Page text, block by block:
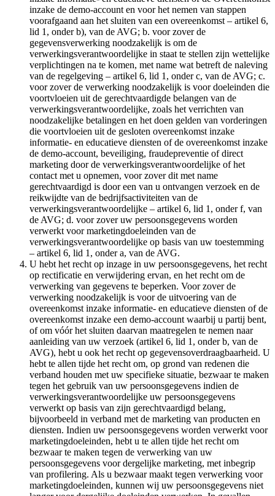
inzake de demo-account en voor het nemen van stappen
voorafgaand aan het sluiten van een overeenkomst – artikel 6,
lid 1, onder b), van de AVG; b. voor zover de
gegevensverwerking noodzakelijk is om de
verwerkingsverantwoordelijke in staat te stellen zijn wettelijke
verplichtingen na te komen, met name wat betreft de naleving
van de regelgeving – artikel 6, lid 1, onder c, van de AVG; c.
voor zover de verwerking noodzakelijk is voor doeleinden die
voortvloeien uit de gerechtvaardigde belangen van de
verwerkingsverantwoordelijke, zoals het verrichten van
noodzakelijke betalingen en het doen gelden van vorderingen
die voortvloeien uit de gesloten overeenkomst inzake
informatie- en educatieve diensten of de overeenkomst inzake
de demo-account, beveiliging, fraudepreventie of direct
marketing door de verwerkingsverantwoordelijke of het
contact met u opnemen, voor zover dit met name
gerechtvaardigd is door een van u ontvangen verzoek en de
reikwijdte van de bedrijfsactiviteiten van de
verwerkingsverantwoordelijke – artikel 6, lid 1, onder f, van
de AVG; d. voor zover uw persoonsgegevens worden
verwerkt voor marketingdoeleinden van de
verwerkingsverantwoordelijke op basis van uw toestemming
– artikel 6, lid 1, onder a, van de AVG.
U hebt het recht op inzage in uw persoonsgegevens, het recht
op rectificatie en verwijdering ervan, en het recht om de
verwerking van gegevens te beperken. Voor zover de
verwerking noodzakelijk is voor de uitvoering van de
overeenkomst inzake informatie- en educatieve diensten of de
overeenkomst inzake een demo-account waarbij u partij bent,
of om vóór het sluiten daarvan maatregelen te nemen naar
aanleiding van uw verzoek (artikel 6, lid 1, onder b, van de
AVG), hebt u ook het recht op gegevensoverdraagbaarheid. U
hebt te allen tijde het recht om, op grond van redenen die
verband houden met uw specifieke situatie, bezwaar te maken
tegen het gebruik van uw persoonsgegevens indien de
verwerkingsverantwoordelijke uw persoonsgegevens
verwerkt op basis van zijn gerechtvaardigd belang,
bijvoorbeeld in verband met de marketing van producten en
diensten. Indien uw persoonsgegevens worden verwerkt voor
marketingdoeleinden, hebt u te allen tijde het recht om
bezwaar te maken tegen de verwerking van uw
persoonsgegevens voor dergelijke marketing, met inbegrip
van profilering. Als u bezwaar maakt tegen verwerking voor
marketingdoeleinden, kunnen wij uw persoonsgegevens niet